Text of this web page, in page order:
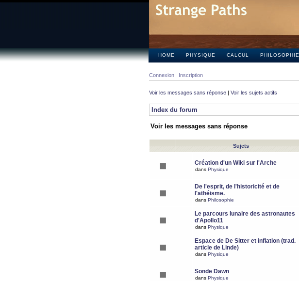
HOME PHYSIQUE CALCUL PHILOSOPHIE
Connexion Inscription
Voir les messages sans réponse | Voir les sujets actifs
Index du forum
Voir les messages sans réponse
Sujets
Création d'un Wiki sur l'Arche
dans Physique
De l'esprit, de l'historicité et de
l'athéisme.
dans Philosophie
Le parcours lunaire des astronautes
d'Apollo11
dans Physique
Espace de De Sitter et inflation (trad.
article de Linde)
dans Physique
Sonde Dawn
dans Physique